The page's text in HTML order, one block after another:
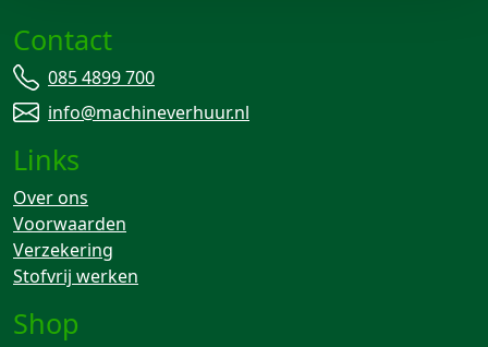
Contact
085 4899 700
info@machineverhuur.nl
Links
Over ons
Voorwaarden
Verzekering
Stofvrij werken
Shop